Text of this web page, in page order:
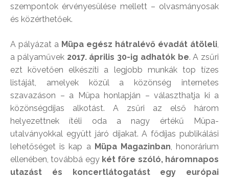
szempontok érvényesülése mellett – olvasmányosak
és közérthetőek.
A pályázat a Müpa egész hátralévő évadát átöleli,
a pályaművek2017. április 30-ig adhatók be. A zsűri
ezt követően elkészíti a legjobb munkák top tízes
listáját, amelyek közül a közönség internetes
szavazáson – a Müpa honlapján – választhatja ki a
közönségdíjas alkotást. A zsűri az első három
helyezettnek ítéli oda a nagy értékű Müpa-
utalványokkal együtt járó díjakat. A fődíjas publikálási
lehetőséget is kap aMüpa Magazinban, honorárium
ellenében, továbbá egy két főre szóló, háromnapos
utazást és koncertlátogatást egy európai